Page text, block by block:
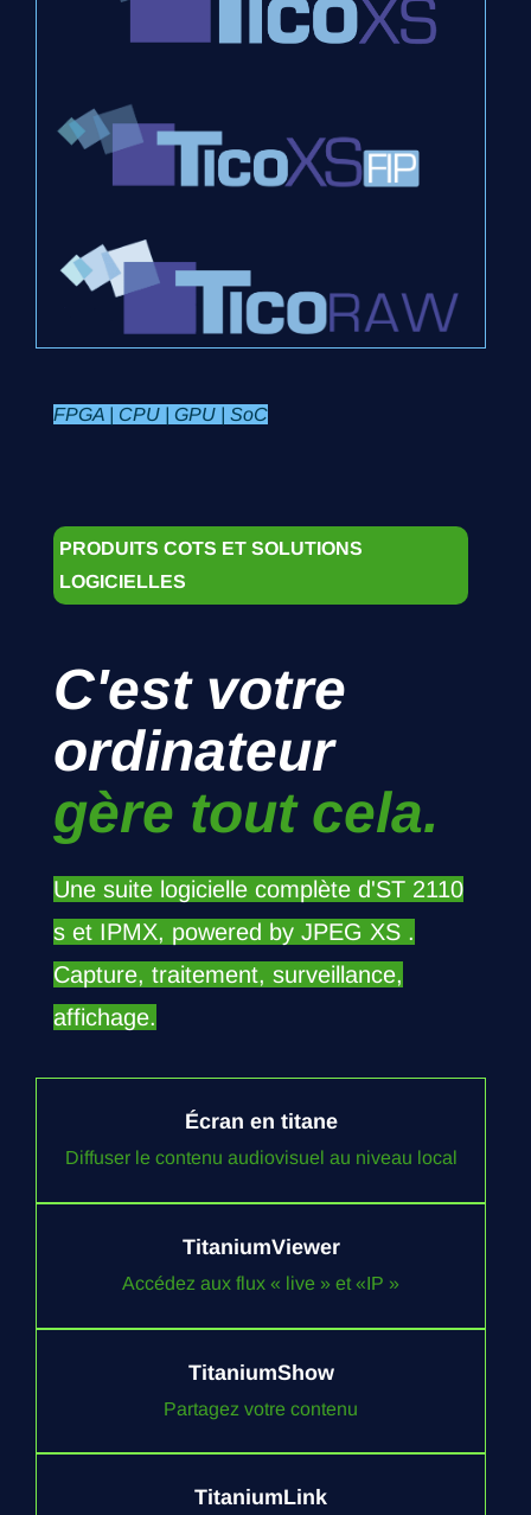
FPGA | CPU | GPU | SoC
PRODUITS COTS ET SOLUTIONS
LOGICIELLES
C'est votre
ordinateur
gère tout cela.
Une suite logicielle complète d'ST 2110
s et IPMX, powered by JPEG XS .
Capture, traitement, surveillance,
affichage.
Écran en titane
Diffuser le contenu audiovisuel au niveau local
TitaniumViewer
Accédez aux flux « live » et «IP »
TitaniumShow
Partagez votre contenu
TitaniumLink